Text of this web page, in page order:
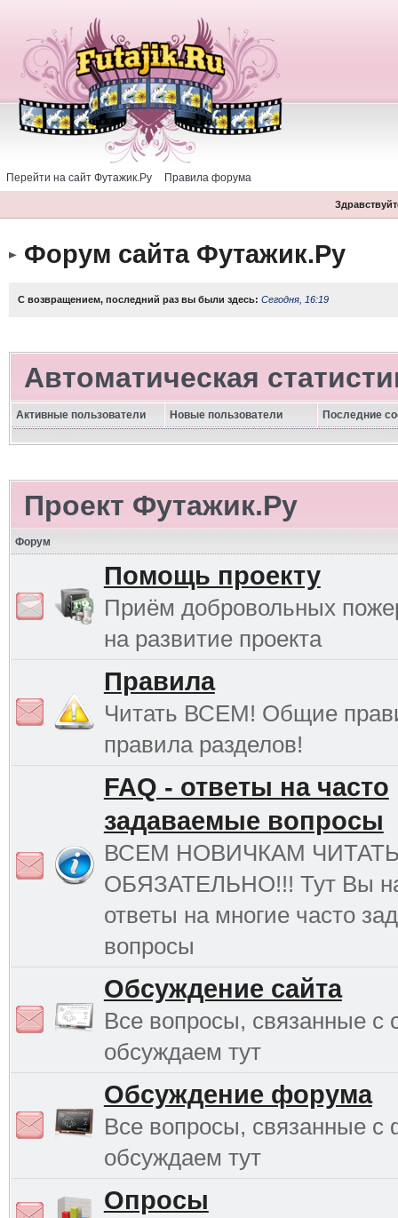
Перейти на сайт Футажик.Ру Правила форума
Форум сайта Футажик.Ру
С возвращением, последний раз вы были здесь: Сегодня, 16:19
Автоматическая
Активные пользователи Новые пользователи Последние
Проект Футажик.Ру
Форум
Помощь проекту
Приём добровольных
на развитие проекта
Правила
Читать ВСЕМ! Общие
правила разделов!
FAQ - ответы на часто
задаваемые вопросы
ВСЕМ НОВИЧКАМ
ОБЯЗАТЕЛЬНО!!! Тут Вы
ответы на многие часто
вопросы
Обсуждение сайта
Все вопросы, связанные с
обсуждаем тут
Обсуждение форума
Все вопросы, связанные
обсуждаем тут
Опросы